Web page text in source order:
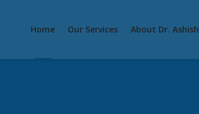
Home Our Services About Dr. Ashish